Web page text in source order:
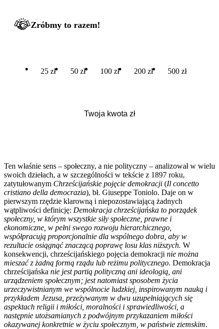
Zróbmy to razem!
25 zł 50 zł 100 zł 200 zł 500 zł
Ten właśnie sens – społeczny, a nie polityczny – analizował w wielu
swoich dziełach, a w szczególności w tekście z 1897 roku,
zatytułowanym Chrześcijańskie pojęcie demokracji (Il concetto
cristiano della democrazia), bł. Giuseppe Toniolo. Daje on w
pierwszym rzędzie klarowną i niepozostawiającą żadnych
wątpliwości definicję: Demokracja chrześcijańska to porządek
społeczny, w którym wszystkie siły społeczne, prawne i
ekonomiczne, w pełni swego rozwoju hierarchicznego,
współpracują proporcjonalnie dla wspólnego dobra, aby w
rezultacie osiągnąć znaczącą poprawę losu klas niższych. W
konsekwencji, chrześcijańskiego pojęcia demokracji nie można
mieszać z żadną formą rządu lub reżimu politycznego. Demokracja
chrześcijańska nie jest partią polityczną ani ideologią, ani
urządzeniem społecznym; jest natomiast sposobem życia
urzeczywistnianym we wspólnocie ludzkiej, inspirowanym nauką i
przykładem Jezusa, przeżywanym w dwu uzupełniających się
aspektach religii i miłości, moralności i sprawiedliwości, a
następnie utożsamianych z podwójnym przykazaniem miłości
okazywanej konkretnie w życiu społecznym, w państwie ziemskim.